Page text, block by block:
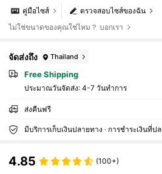
ตรวจสอบไซส์ของฉัน
คู่มือไซส์
ไม่ใช่ขนาดของคุณใช่ไหม？ บอกเรา
จัดส่งถึง Thailand
Free Shipping
ประมาณวันจัดส่ง: 4-7 วันทำการ
ส่งคืนฟรี
4.85 (100+)